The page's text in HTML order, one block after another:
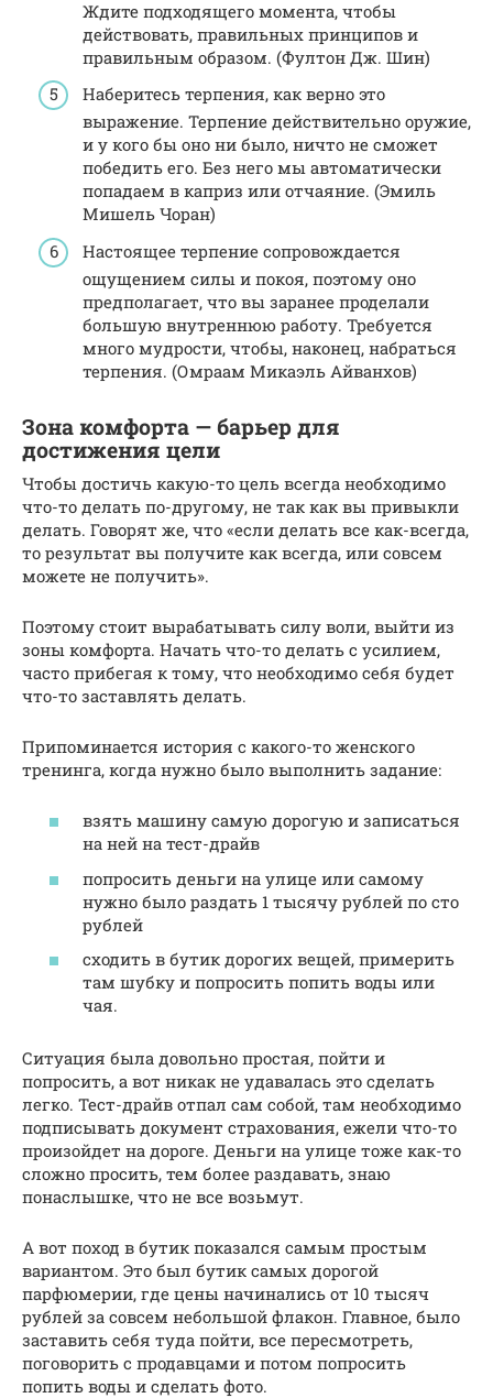
Ждите подходящего момента, чтобы
действовать, правильных принципов и
правильным образом. (Фултон Дж. Шин)
Наберитесь терпения, как верно это
выражение. Терпение действительно оружие,
и у кого бы оно ни было, ничто не сможет
победить его. Без него мы автоматически
попадаем в каприз или отчаяние. (Эмиль
Мишель Чоран)
Настоящее терпение сопровождается
ощущением силы и покоя, поэтому оно
предполагает, что вы заранее проделали
большую внутреннюю работу. Требуется
много мудрости, чтобы, наконец, набраться
терпения. (Омраам Микаэль Айванхов)
Зона комфорта — барьер для
достижения цели
Чтобы достичь какую-то цель всегда необходимо
что-то делать по-другому, не так как вы привыкли
делать. Говорят же, что «если делать все как-всегда,
то результат вы получите как всегда, или совсем
можете не получить».
Поэтому стоит вырабатывать силу воли, выйти из
зоны комфорта. Начать что-то делать с усилием,
часто прибегая к тому, что необходимо себя будет
что-то заставлять делать.
Припоминается история с какого-то женского
тренинга, когда нужно было выполнить задание:
взять машину самую дорогую и записаться
на ней на тест-драйв
попросить деньги на улице или самому
нужно было раздать 1 тысячу рублей по сто
рублей
сходить в бутик дорогих вещей, примерить
там шубку и попросить попить воды или
чая.
Ситуация была довольно простая, пойти и
попросить, а вот никак не удавалась это сделать
легко. Тест-драйв отпал сам собой, там необходимо
подписывать документ страхования, ежели что-то
произойдет на дороге. Деньги на улице тоже как-то
сложно просить, тем более раздавать, знаю
понаслышке, что не все возьмут.
А вот поход в бутик показался самым простым
вариантом. Это был бутик самых дорогой
парфюмерии, где цены начинались от 10 тысяч
рублей за совсем небольшой флакон. Главное, было
заставить себя туда пойти, все пересмотреть,
поговорить с продавцами и потом попросить
попить воды и сделать фото.